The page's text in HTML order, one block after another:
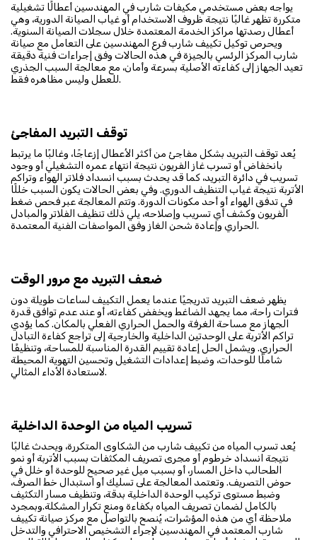
يواجه بعض مستخدمي مكيفات شارب في المهندسين أعطالًا تشغيلية
متكررة تظهر غالبًا نتيجة ظروف الاستخدام أو غياب الصيانة الدورية، وهي
أعطال رصدتها مراكز الخدمة المعتمدة خلال سجلات الصيانة السنوية.
ويحرص توكيل تكييف شارب فرع المهندسين على التعامل مع صيانة
شارب المركز الرئسي بالجيزة في هذه الحالات وفق إجراءات فنية دقيقة
تعيد الجهاز إلى كفاءته الأصلية بسرعة وأمان، مع معالجة السبب الجذري
للعطل وليس مظاهره فقط.
توقف التبريد المفاجئ
يُعد توقف التبريد بشكل مفاجئ من أكثر الأعطال إزعاجًا، وغالبًا ما يرتبط
بانخفاض أو تسرب غاز الفريون نتيجة انتهاء عمره التشغيلي أو وجود
تسريب في دائرة التبريد، كما قد يحدث بسبب انسداد فلاتر الهواء وتراكم
الأتربة نتيجة غياب التنظيف الدوري. وفي بعض الحالات يكون السبب خللًا
في تدفق الهواء أو أحد مكونات الدورة. وتتم المعالجة عبر فحص ضغط
الفريون وكشف أي تسريب وإصلاحه، يلي ذلك تنظيف الفلاتر والمبادل
الحراري وإعادة شحن الغاز وفق المواصفات الفنية المعتمدة.
ضعف التبريد مع مرور الوقت
يظهر ضعف التبريد تدريجيًا عندما يعمل التكييف لساعات طويلة دون
فترات راحة، مما يجهد الضاغط ويخفض كفاءته، أو عند عدم توافق قدرة
الجهاز مع مساحة الغرفة والحمل الحراري الفعلي بالمكان. كما يؤدي
تراكم الأتربة على الوحدتين الداخلية والخارجية إلى تراجع كفاءة التبادل
الحراري. ويشمل الحل إعادة تقييم القدرة المناسبة للمساحة، وتنظيفًا
شاملًا للوحدات، وضبط إعدادات التشغيل وتحسين التهوية المحيطة
لاستعادة الأداء المثالي.
تسريب المياه من الوحدة الداخلية
يُعد تسرب المياه من تكييف شارب من الشكاوى المتكررة، ويحدث غالبًا
نتيجة انسداد خرطوم أو مجرى تصريف المكثفات بسبب الأتربة أو نمو
الطحالب داخل المسار، أو بسبب ميل غير صحيح للوحدة أو خلل في
حوض التصريف. وتعتمد المعالجة على تسليك أو استبدال خط الصرف،
وضبط مستوى تركيب الوحدة الداخلية بدقة، وتنظيف مسار التكثيف
بالكامل لضمان تصريف المياه بكفاءة ومنع تكرار المشكلة.وبمجرد
ملاحظة أي من هذه المؤشرات، يُنصح بالتواصل مع مركز صيانة تكييف
شارب المعتمد في المهندسين لإجراء التشخيص الاحترافي والتدخل